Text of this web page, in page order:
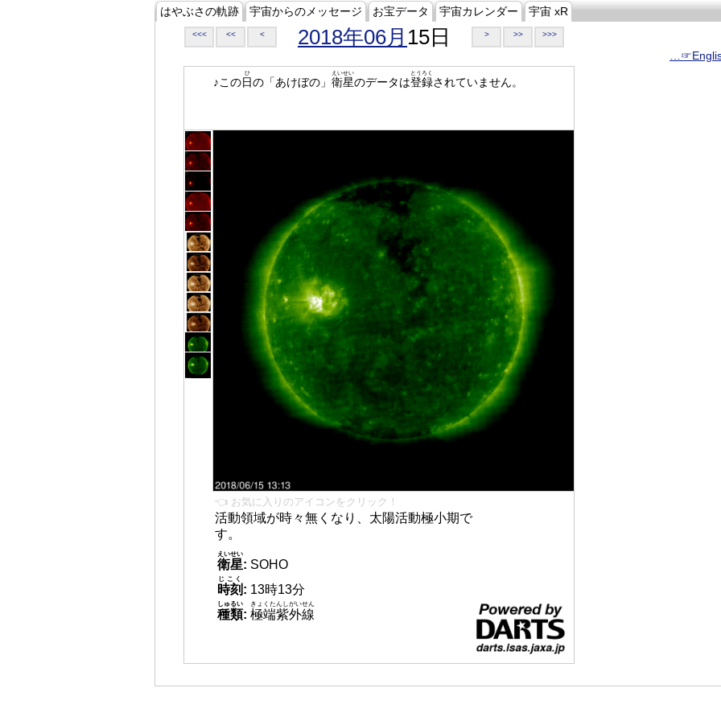
はやぶさの軌跡 宇宙からのメッセージ お宝データ 宇宙カレンダー 宇宙 xR
<<< << < 2018年06月 15日 > >> >>>
♪この日
ひ
の「あけぼの」 衛星
えいせい
のデータは登録
とうろく
されていません。
👈 お気に入りのアイコンをクリック！
活動領域が時々無くなり、太陽活動極小期で
す。
衛星
えいせい
: SOHO
時刻
じこく
: 13時13分
種類
しゅるい
: 極端紫外線
きょくたんしがいせん